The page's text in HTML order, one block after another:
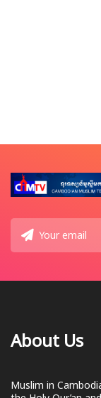
About Us
Muslim in